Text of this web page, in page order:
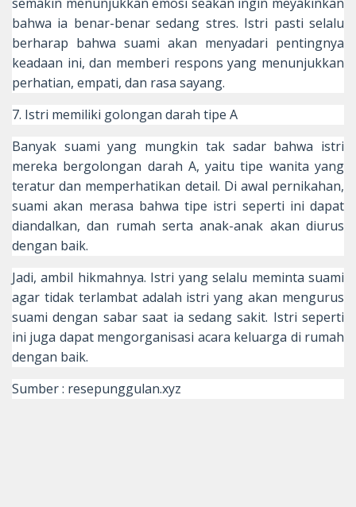
bahwa ia benar-benar sedang stres. Istri pasti selalu
berharap bahwa suami akan menyadari pentingnya
keadaan ini, dan memberi respons yang menunjukkan
perhatian, empati, dan rasa sayang.
7. Istri memiliki golongan darah tipe A
Banyak suami yang mungkin tak sadar bahwa istri
mereka bergolongan darah A, yaitu tipe wanita yang
teratur dan memperhatikan detail. Di awal pernikahan,
suami akan merasa bahwa tipe istri seperti ini dapat
diandalkan, dan rumah serta anak-anak akan diurus
dengan baik.
Jadi, ambil hikmahnya. Istri yang selalu meminta suami
agar tidak terlambat adalah istri yang akan mengurus
suami dengan sabar saat ia sedang sakit. Istri seperti
ini juga dapat mengorganisasi acara keluarga di rumah
dengan baik.
Sumber : resepunggulan.xyz